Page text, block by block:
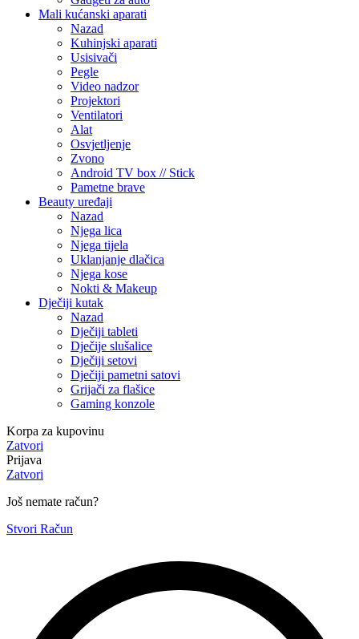
Mali kućanski aparati
Nazad
Kuhinjski aparati
Usisivači
Pegle
Video nadzor
Projektori
Ventilatori
Alat
Osvjetljenje
Zvono
Android TV box // Stick
Pametne brave
Beauty uređaji
Nazad
Njega lica
Njega tijela
Uklanjanje dlačica
Njega kose
Nokti & Makeup
Dječiji kutak
Nazad
Dječiji tableti
Dječije slušalice
Dječiji setovi
Dječiji pametni satovi
Grijači za flašice
Gaming konzole
Korpa za kupovinu
Zatvori
Prijava
Zatvori
Još nemate račun?
Stvori Račun